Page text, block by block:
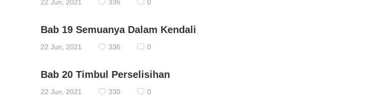
22 Jun, 2021 336 0
Bab 19 Semuanya Dalam Kendali
22 Jun, 2021 336 0
Bab 20 Timbul Perselisihan
22 Jun, 2021 330 0